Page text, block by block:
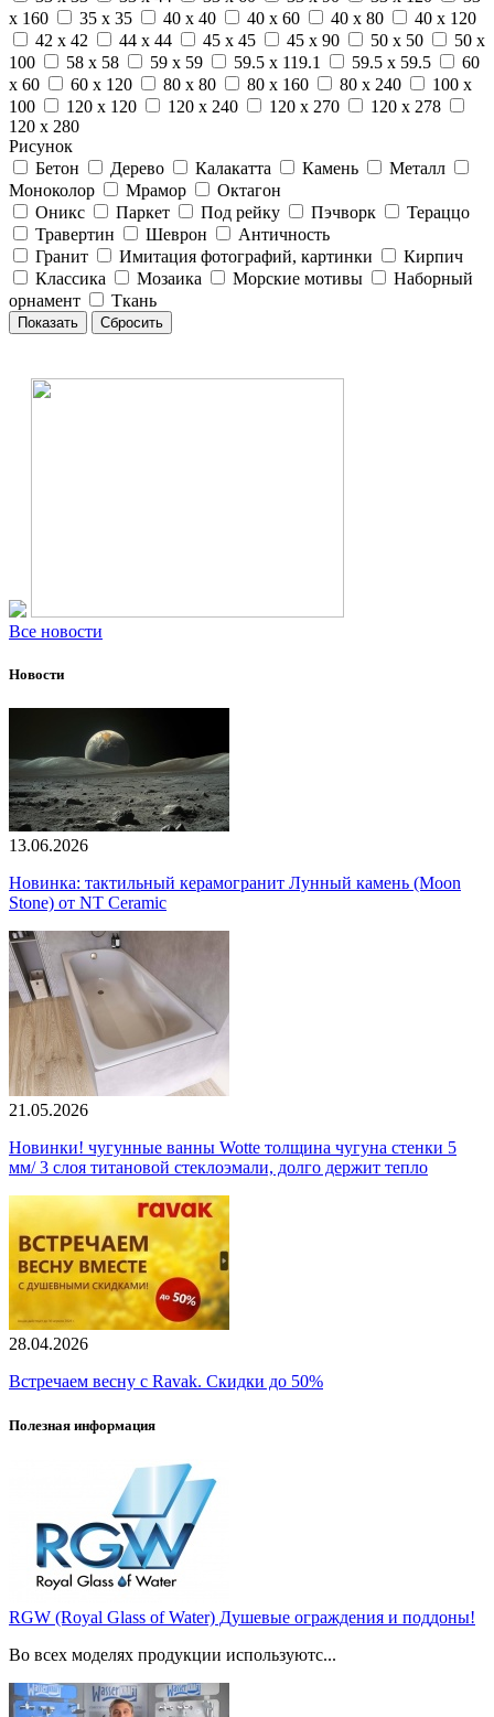
x 160
35 x 35 40 x 40 40 x 60 40 x 80
40 x 120
42 x 42
44 x 44 45 x 45 45 x 90 50 x 50
50 x
100
58 x 58 59 x 59 59.5 x 119.1 59.5 x 59.5
60
x 60
60 x 120 80 x 80 80 x 160 80 x 240
100 x
100
120 x 120 120 x 240 120 x 270
120 x 278
120 x 280
Рисунок
Бетон
Дерево Калакатта Камень
Металл
Моноколор
Мрамор
Октагон
Оникс
Паркет Под рейку Пэчворк
Тераццо
Травертин
Шеврон
Античность
Гранит
Имитация фотографий, картинки
Кирпич
Классика
Мозаика Морские мотивы
Наборный
орнамент
Ткань
Все новости
Новости
13.06.2026
Новинка: тактильный керамогранит Лунный камень (Moon
Stone) от NT Ceramic
21.05.2026
Новинки! чугунные ванны Wotte толщина чугуна стенки 5
мм/ 3 слоя титановой стеклоэмали, долго держит тепло
28.04.2026
Встречаем весну с Ravak. Скидки до 50%
Полезная информация
RGW (Royal Glass of Water) Душевые ограждения и поддоны!
Во всех моделях продукции используютс...